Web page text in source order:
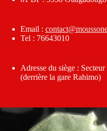
Email :
Tel : 76643010
Adresse du siège :
(derrière la gare Rahimo)